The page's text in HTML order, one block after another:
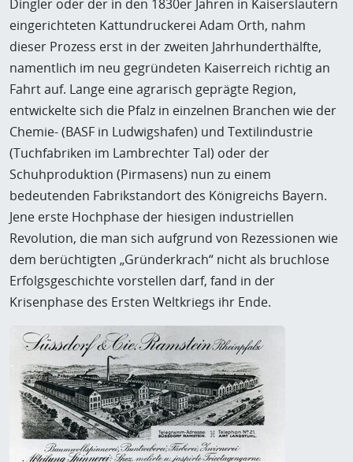
Dingler oder der in den 1830er Jahren in Kaiserslautern
eingerichteten Kattundruckerei Adam Orth, nahm
dieser Prozess erst in der zweiten Jahrhunderthälfte,
namentlich im neu gegründeten Kaiserreich richtig an
Fahrt auf. Lange eine agrarisch geprägte Region,
entwickelte sich die Pfalz in einzelnen Branchen wie der
Chemie- (BASF in Ludwigshafen) und Textilindustrie
(Tuchfabriken im Lambrechter Tal) oder der
Schuhproduktion (Pirmasens) nun zu einem
bedeutenden Fabrikstandort des Königreichs Bayern.
Jene erste Hochphase der hiesigen industriellen
Revolution, die man sich aufgrund von Rezessionen wie
dem berüchtigten „Gründerkrach“ nicht als bruchlose
Erfolgsgeschichte vorstellen darf, fand in der
Krisenphase des Ersten Weltkriegs ihr Ende.